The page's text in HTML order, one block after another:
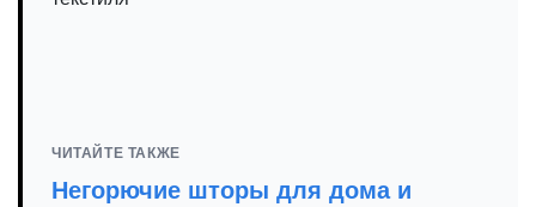
ЧИТАЙТЕ ТАКЖЕ
Негорючие шторы для дома и